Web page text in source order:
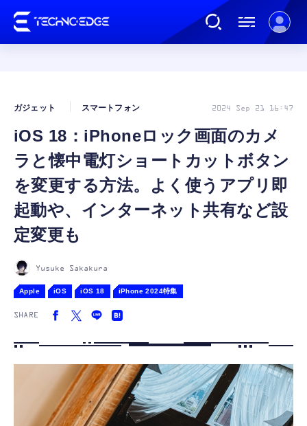
AI
ガジェット
ゲーム
FOLLOW US
iOS 18：iPhoneロック画面のカメ
ラと懐中電灯ショートカットボタン
を変更する方法。よく使うアプリ即
起動や、インターネット共有など設
定変更も
ガジェット スマートフォン 2024 Sep 21 16:47
Yusuke Sakakura
Apple iOS iOS 18 iPhone 2024特集
SHARE